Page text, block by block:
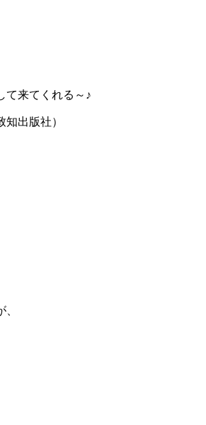
て来てくれる～♪
出版社）